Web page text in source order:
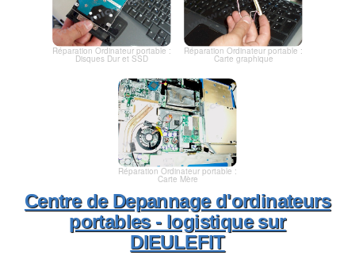
Réparation Ordinateur portable :
Disques Dur et SSD
Réparation Ordinateur portable :
Carte graphique
Réparation Ordinateur portable :
Carte Mère
Centre de Depannage d'ordinateurs
portables - logistique sur
DIEULEFIT